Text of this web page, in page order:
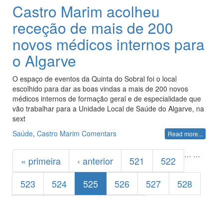
Castro Marim acolheu
receção de mais de 200
novos médicos internos para
o Algarve
O espaço de eventos da Quinta do Sobral foi o local
escolhido para dar as boas vindas a mais de 200 novos
médicos internos de formação geral e de especialidade que
vão trabalhar para a Unidade Local de Saúde do Algarve, na
sext
Saúde, Castro Marim Comentars Read more...
Páginas
« primeira ‹ anterior …
521
522
523
524 525 526 527
528
…